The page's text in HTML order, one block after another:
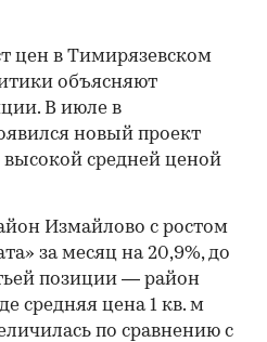
цен в Тимирязевском
объясняют
В июле в
новый проект
высокой средней ценой
Измайлово с ростом
за месяц на 20,9%, до
позиции — район
средняя цена 1 кв. м
по сравнению с